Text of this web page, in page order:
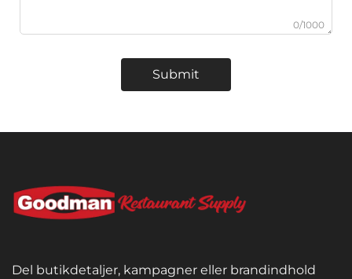
0/1000
Submit
Del butikdetaljer, kampagner eller brandindhold